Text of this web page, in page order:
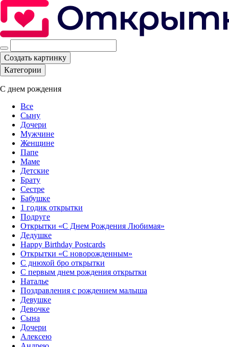
Создать картинку
Категории
С днем рождения
Все
Сыну
Дочери
Мужчине
Женщине
Папе
Маме
Детские
Брату
Сестре
Бабушке
1 годик открытки
Подруге
Открытки «С Днем Рождения Любимая»‎
Дедушке
Happy Birthday Postcards
Открытки «‎С новорожденным»
С днюхой бро открытки
С первым днем рождения открытки
Наталье
Поздравления с рождением малыша
Девушке
Девочке
Сына
Дочери
Алексею